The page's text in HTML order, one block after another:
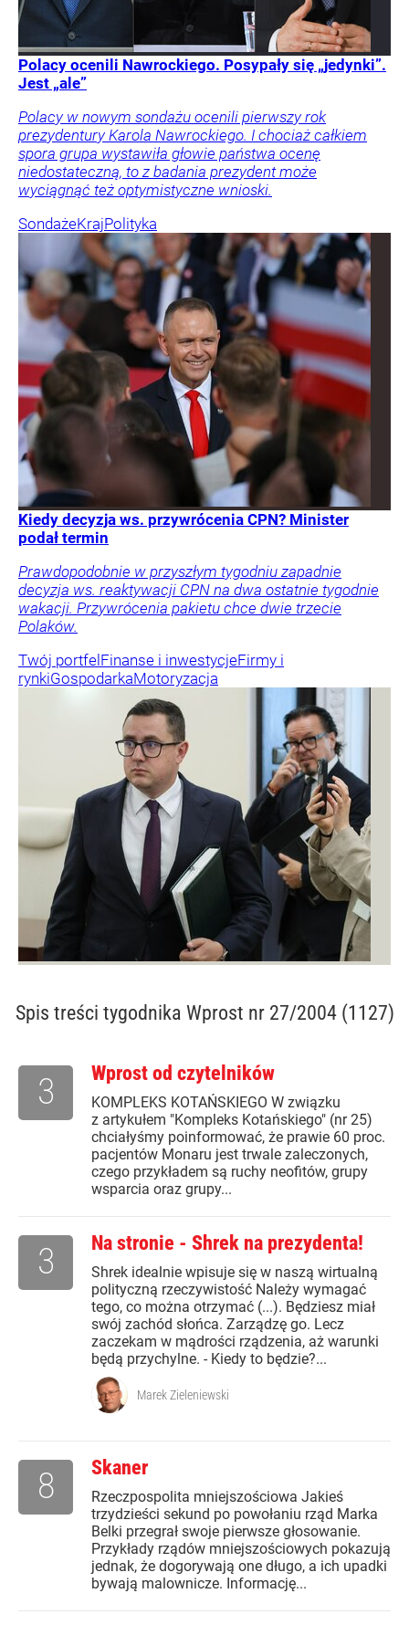
Polacy ocenili Nawrockiego. Posypały się „jedynki”.
Jest „ale”
Polacy w nowym sondażu ocenili pierwszy rok
prezydentury Karola Nawrockiego. I chociaż całkiem
spora grupa wystawiła głowie państwa ocenę
niedostateczną, to z badania prezydent może
wyciągnąć też optymistyczne wnioski.
SondażeKrajPolityka
Kiedy decyzja ws. przywrócenia CPN? Minister
podał termin
Prawdopodobnie w przyszłym tygodniu zapadnie
decyzja ws. reaktywacji CPN na dwa ostatnie tygodnie
wakacji. Przywrócenia pakietu chce dwie trzecie
Polaków.
Twój portfel Finanse i inwestycjeFirmy i
rynkiGospodarkaMotoryzacja
Spis treści tygodnika Wprost nr 27/2004 (1127)
Wprost od czytelników
KOMPLEKS KOTAŃSKIEGO W związku
z artykułem "Kompleks Kotańskiego" (nr 25)
chciałyśmy poinformować, że prawie 60 proc.
pacjentów Monaru jest trwale zaleczonych,
czego przykładem są ruchy neofitów, grupy
wsparcia oraz grupy...
3
Na stronie - Shrek na prezydenta!
Shrek idealnie wpisuje się w naszą wirtualną
polityczną rzeczywistość Należy wymagać
tego, co można otrzymać (...). Będziesz miał
swój zachód słońca. Zarządzę go. Lecz
zaczekam w mądrości rządzenia, aż warunki
będą przychylne. - Kiedy to będzie?...
3
Marek Zieleniewski
Skaner
Rzeczpospolita mniejszościowa Jakieś
trzydzieści sekund po powołaniu rząd Marka
Belki przegrał swoje pierwsze głosowanie.
Przykłady rządów mniejszościowych pokazują
jednak, że dogorywają one długo, a ich upadki
bywają malownicze. Informację...
8